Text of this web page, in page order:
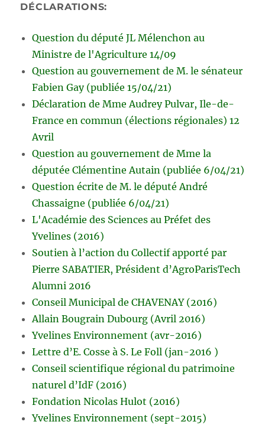
DÉCLARATIONS:
Question du député JL Mélenchon au
Ministre de l'Agriculture 14/09
Question au gouvernement de M. le sénateur
Fabien Gay (publiée 15/04/21)
Déclaration de Mme Audrey Pulvar, Ile-de-
France en commun (élections régionales) 12
Avril
Question au gouvernement de Mme la
députée Clémentine Autain (publiée 6/04/21)
Question écrite de M. le député André
Chassaigne (publiée 6/04/21)
L'Académie des Sciences au Préfet des
Yvelines (2016)
Soutien à l’action du Collectif apporté par
Pierre SABATIER, Président d’AgroParisTech
Alumni 2016
Conseil Municipal de CHAVENAY (2016)
Allain Bougrain Dubourg (Avril 2016)
Yvelines Environnement (avr-2016)
Lettre d’E. Cosse à S. Le Foll (jan-2016 )
Conseil scientifique régional du patrimoine
naturel d’IdF (2016)
Fondation Nicolas Hulot (2016)
Yvelines Environnement (sept-2015)